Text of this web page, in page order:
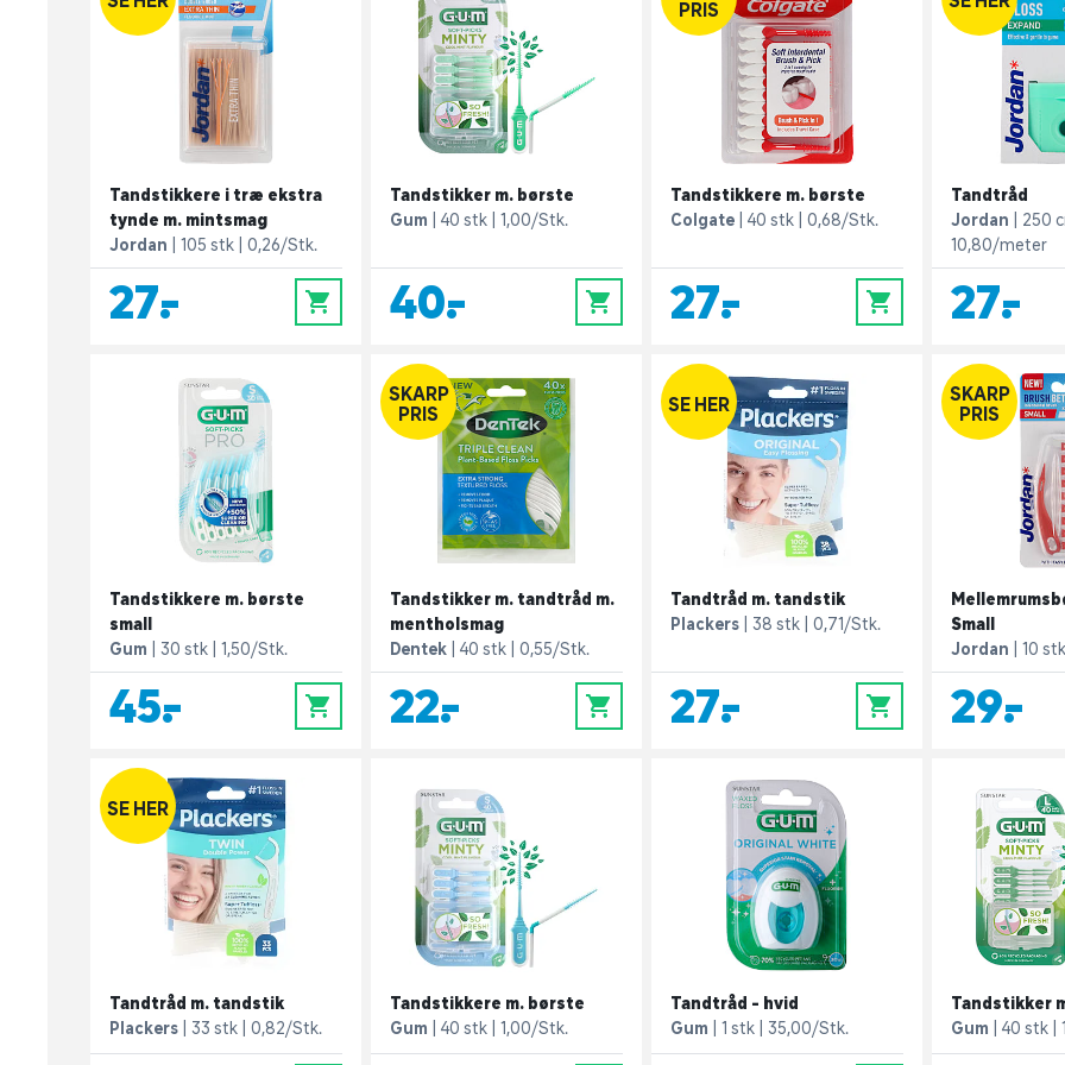
Tandstikkere i træ ekstra
tynde m. mintsmag
Jordan
105 stk 0,26/Stk.
27,- 0
Tandstikker m. børste
Gum
40 stk 1,00/Stk.
40,- 0
PRIS
Tandstikkere m. børste
Colgate
40 stk 0,68/Stk.
27,- 0
Tandtråd
Jordan
250
10,80/meter
27,-
Tandstikkere m. børste
small
Gum
30 stk 1,50/Stk.
45,- 0
SKARP
PRIS
Tandstikker m. tandtråd m.
mentholsmag
Dentek
40 stk 0,55/Stk.
22,- 0
SE HER
Tandtråd m. tandstik
Plackers
38 stk 0,71/Stk.
27,- 0
SKARP
PRIS
Small
Jordan
10 stk
29,-
SE HER
Tandtråd m. tandstik
Plackers
33 stk 0,82/Stk.
Tandstikkere m. børste
Gum
40 stk 1,00/Stk.
Tandtråd - hvid
Gum
1 stk 35,00/Stk.
Tandstikker
Gum
40 stk